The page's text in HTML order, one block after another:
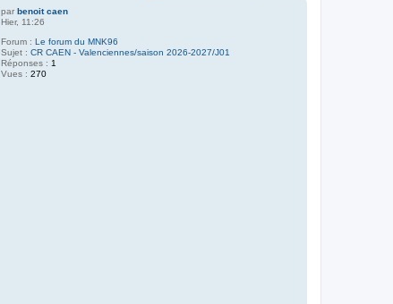
parbenoit caen
Hier, 11:26
Forum :Le forum du MNK96
Sujet :CR CAEN - Valenciennes/saison 2026-2027/J01
Réponses : 1
Vues :270